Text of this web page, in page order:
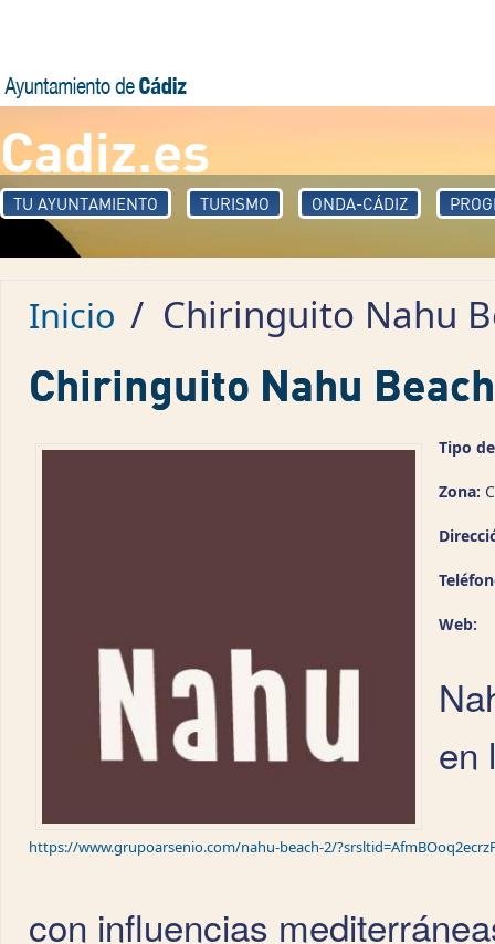
Cadiz.es
TU AYUNTAMIENTO TURISMO ONDA-CÁDIZ
Inicio / Chiringuito Nahu
Chiringuito Nahu Beach
Tipo
Zona:
Web:
https://www.grupoarsenio.com/nahu-beach-2/
en
con influencias